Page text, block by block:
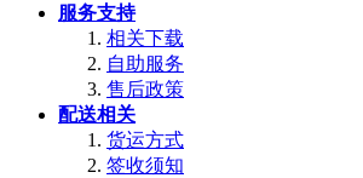
服务支持
相关下载
自助服务
售后政策
配送相关
货运方式
签收须知